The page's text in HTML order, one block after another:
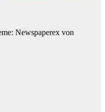
Newspaperex von